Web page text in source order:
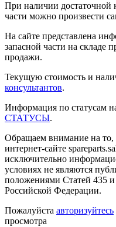
При наличии достаточной
части можно произвести
На сайте представлена
запасной части на складе
продажи.
Текущую стоимость и
консультантов.
Информация по статусам
СТАТУСЫ.
Обращаем внимание на
интернет-сайте
исключительно
условиях не являются
положениями Статей 435 и
Российской Федерации.
Пожалуйста авторизуйтесь
просмотра